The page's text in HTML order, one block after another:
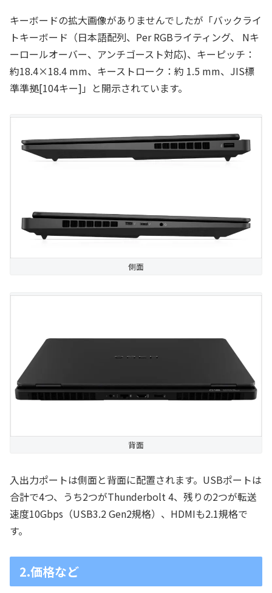
キーボードの拡大画像がありませんでしたが「バックライ
トキーボード（日本語配列、Per RGBライティング、 Nキ
ーロールオーバー、アンチゴースト対応)、キーピッチ：
約18.4×18.4 mm、キーストローク：約 1.5 mm、JIS標
準準拠[104キー]」と開示されています。
側面
背面
入出力ポートは側面と背面に配置されます。USBポートは
合計で4つ、うち2つがThunderbolt 4、残りの2つが転送
速度10Gbps（USB3.2 Gen2規格）、HDMIも2.1規格で
す。
2.価格など